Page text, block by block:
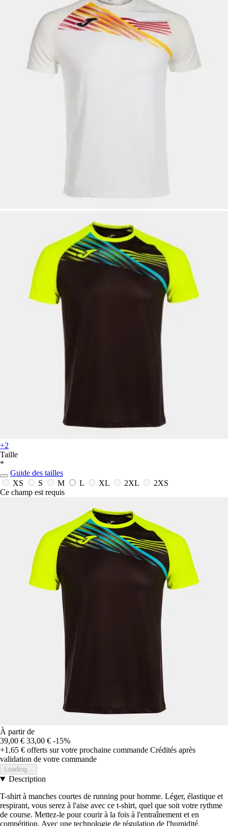
+2
Taille
*
Guide des tailles
XS
S M L XL 2XL
2XS
Ce champ est requis
À partir de
39,00 € 33,00 € -15%
+1,65 € offerts sur votre prochaine commande Crédités après
validation de votre commande
Loading...
Description
T-shirt à manches courtes de running pour homme. Léger, élastique et
respirant, vous serez à l'aise avec ce t-shirt, quel que soit votre rythme
de course. Mettez-le pour courir à la fois à l'entraînement et en
compétition. Avec une technologie de régulation de l'humidité.